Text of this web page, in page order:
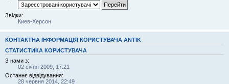
Звідки:
Киев-Херсон
КОНТАКТНА ІНФОРМАЦІЯ КОРИСТУВАЧА ANTIK
СТАТИСТИКА КОРИСТУВАЧА
З нами з:
02 січня 2009, 17:21
Останнє відвідування:
28 червня 2014, 22:49